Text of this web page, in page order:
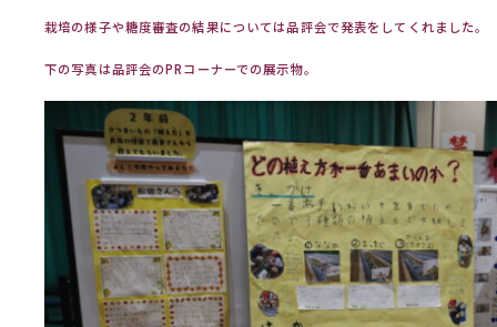
栽培の様子や糖度審査の結果については品評会で発表をしてくれました。
下の写真は品評会のPRコーナーでの展示物。